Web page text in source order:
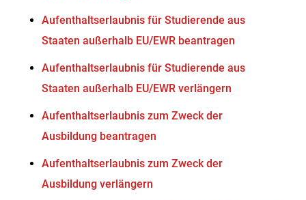
Aufenthaltserlaubnis für Studierende aus
Staaten außerhalb EU/EWR beantragen
Aufenthaltserlaubnis für Studierende aus
Staaten außerhalb EU/EWR verlängern
Aufenthaltserlaubnis zum Zweck der
Ausbildung beantragen
Aufenthaltserlaubnis zum Zweck der
Ausbildung verlängern